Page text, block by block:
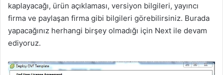
kaplayacağı, ürün açıklaması, versiyon bilgileri, yayıncı
firma ve paylaşan firma gibi bilgileri görebilirsiniz. Burada
yapacağınız herhangi birşey olmadığı için Next ile devam
ediyoruz.